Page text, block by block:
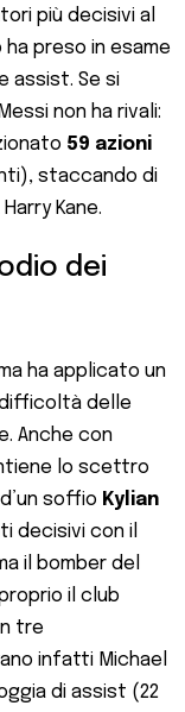
più decisivi al
ha preso in esame
assist. Se si
non ha rivali:
59 azioni
staccando di
Kane.
dei
ha applicato un
delle
Anche con
lo scettro
soffio Kylian
decisivi con il
il bomber del
il club
tre
infatti Michael
di assist (22